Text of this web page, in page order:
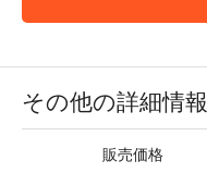
その他の詳細情報
販売価格